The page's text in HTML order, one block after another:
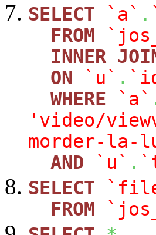
SELECT
`a` .
FROM
INNER
ON
`u` .
WHERE
`a`
'video/
morder-la-
AND
`u` .
SELECT
FROM